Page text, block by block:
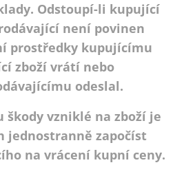
Odstoupí-li kupující
není povinen
prostředky kupujícímu
zboží vrátí nebo
odeslal.
škody vzniklé na zboží je
jednostranně započíst
na vrácení kupní ceny.